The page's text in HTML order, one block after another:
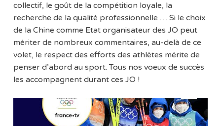
collectif, le goût de la compétition loyale, la
recherche de la qualité professionnelle … Si le choix
de la Chine comme Etat organisateur des JO peut
mériter de nombreux commentaires, au-delà de ce
volet, le respect des efforts des athlètes mérite de
penser d’abord au sport. Tous nos voeux de succès
les accompagnent durant ces JO !